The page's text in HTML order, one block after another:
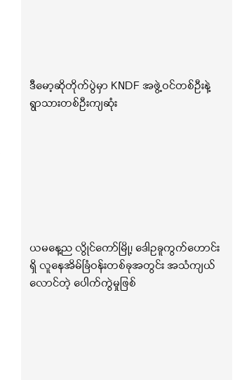
ဒီမော့ဆိုတိုက်ပွဲမှာ KNDF အဖွဲ့ဝင်တစ်ဦးနဲ့
ရွာသားတစ်ဦးကျဆုံး
ယမနေ့ည လွိုင်ကော်မြို့၊ ဒေါဥခူကွက်ဟောင်း
ရှိ လူနေအိမ်ခြံဝန်းတစ်ခုအတွင်း အသံကျယ်
လောင်တဲ့ ပေါက်ကွဲမှုဖြစ်